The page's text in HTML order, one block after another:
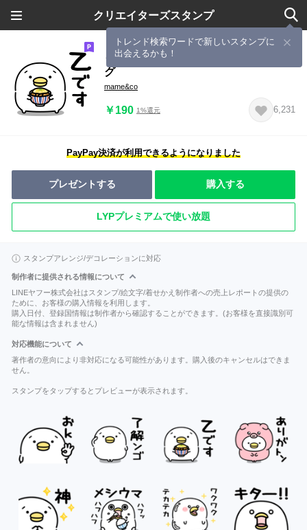
クリエイターズスタンプ
トレンド検索ワードで新しいスタンプに
出会えるかも！
うるせぇトリ★懐かしのネットスラン
グ
mame&co
￥190 1%還元 6,231
PayPay決済が利用できるようになりました
プレゼントする 購入する
LYPプレミアムで使い放題
スタンプアレンジ/デコレーションに対応
制作者に提供される情報について
LINEヤフー株式会社はスタンプ/絵文字/着せかえ制作者への売上レポートの提供の
ために、お客様の購入情報を利用します。
購入日付、登録国情報は制作者から確認することができます。(お客様を直接識別可
能な情報は含まれません)
対応機能について
著作者の意向により非対応になる可能性があります。購入後のキャンセルはできま
せん。
スタンプをタップするとプレビューが表示されます。